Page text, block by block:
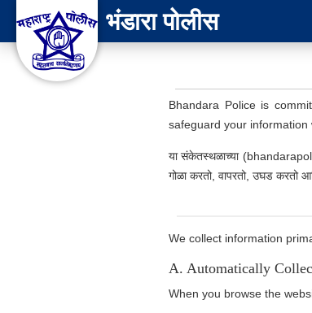
भंडारा पोलीस
Bhandara Police is
safeguard your information
या संकेतस्थळाच्या
गोळा करतो, वापरतो, उघड करतो
We collect information
A. Automatically
When you browse the